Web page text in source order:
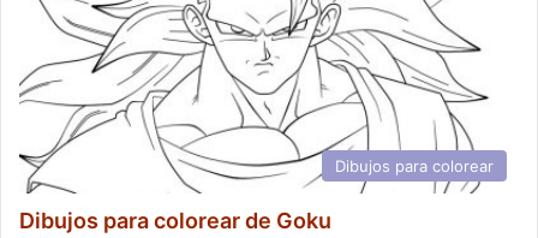
Dibujos para colorear
Dibujos para colorear de Goku